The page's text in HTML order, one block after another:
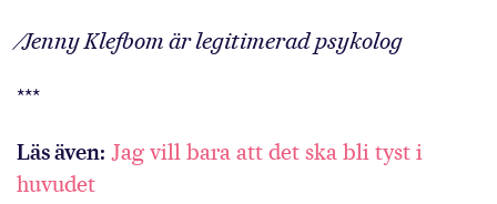
⁄Jenny Klefbom är legitimerad psykolog
***
Läs även: Jag vill bara att det ska bli tyst i
huvudet